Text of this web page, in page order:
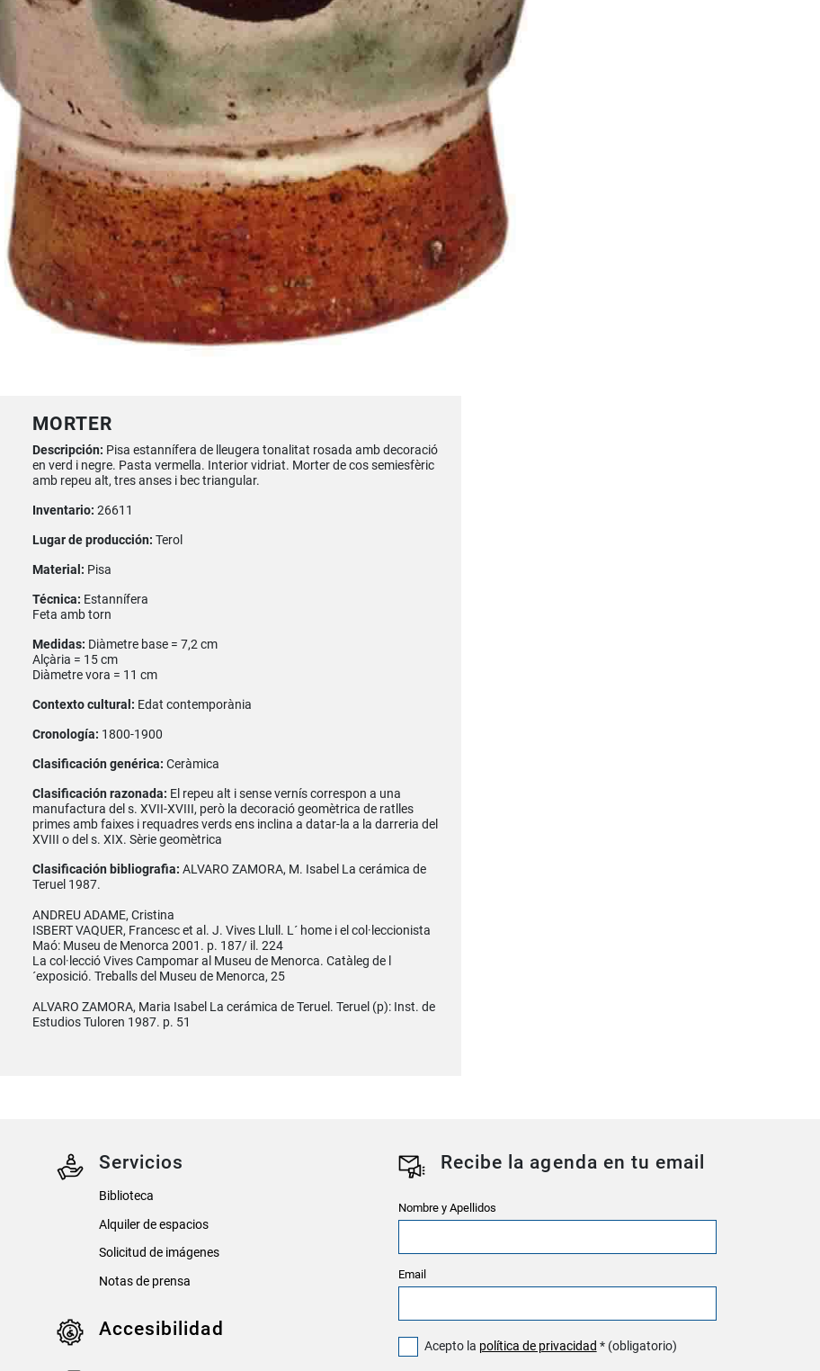
MORTER
Descripción: Pisa estannífera de lleugera tonalitat rosada amb decoració
en verd i negre. Pasta vermella. Interior vidriat. Morter de cos semiesfèric
amb repeu alt, tres anses i bec triangular.
Inventario: 26611
Lugar de producción: Terol
Material: Pisa
Técnica: Estannífera
Feta amb torn
Medidas: Diàmetre base = 7,2 cm
Alçària = 15 cm
Diàmetre vora = 11 cm
Contexto cultural: Edat contemporània
Cronología: 1800-1900
Clasificación genérica: Ceràmica
Clasificación razonada: El repeu alt i sense vernís correspon a una
manufactura del s. XVII-XVIII, però la decoració geomètrica de ratlles
primes amb faixes i requadres verds ens inclina a datar-la a la darreria del
XVIII o del s. XIX. Sèrie geomètrica
Clasificación bibliografia: ALVARO ZAMORA, M. Isabel La cerámica de
Teruel 1987.
ANDREU ADAME, Cristina
ISBERT VAQUER, Francesc et al. J. Vives Llull. L´ home i el col·leccionista
Maó: Museu de Menorca 2001. p. 187/ il. 224
La col·lecció Vives Campomar al Museu de Menorca. Catàleg de l
´exposició. Treballs del Museu de Menorca, 25
ALVARO ZAMORA, Maria Isabel La cerámica de Teruel. Teruel (p): Inst. de
Estudios Tuloren 1987. p. 51
Servicios
Biblioteca
Alquiler de espacios
Solicitud de imágenes
Notas de prensa
Accesibilidad
Recibe la agenda en tu email
Nombre y Apellidos
Email
Acepto la política de privacidad * (obligatorio)